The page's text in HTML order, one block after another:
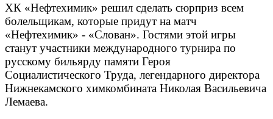
ХК «Нефтехимик» решил сделать сюрприз всем
болельщикам, которые придут на матч
«Нефтехимик» - «Слован». Гостями этой игры
станут участники международного турнира по
русскому бильярду памяти Героя
Социалистического Труда, легендарного директора
Нижнекамского химкомбината Николая Васильевича
Лемаева.